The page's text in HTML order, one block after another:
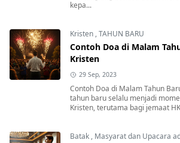
kepa...
Kristen,TAHUN BARU
Contoh Doa di Malam
Kristen
29 Sep, 2023
Contoh Doa di Malam Tahun
tahun baru selalu menjadi
Kristen, terutama bagi jemaat
Batak, Masyarat dan Upacara